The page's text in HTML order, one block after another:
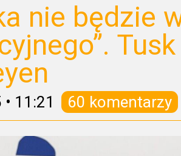
nie będzie
• 11:21 60 komentarzy